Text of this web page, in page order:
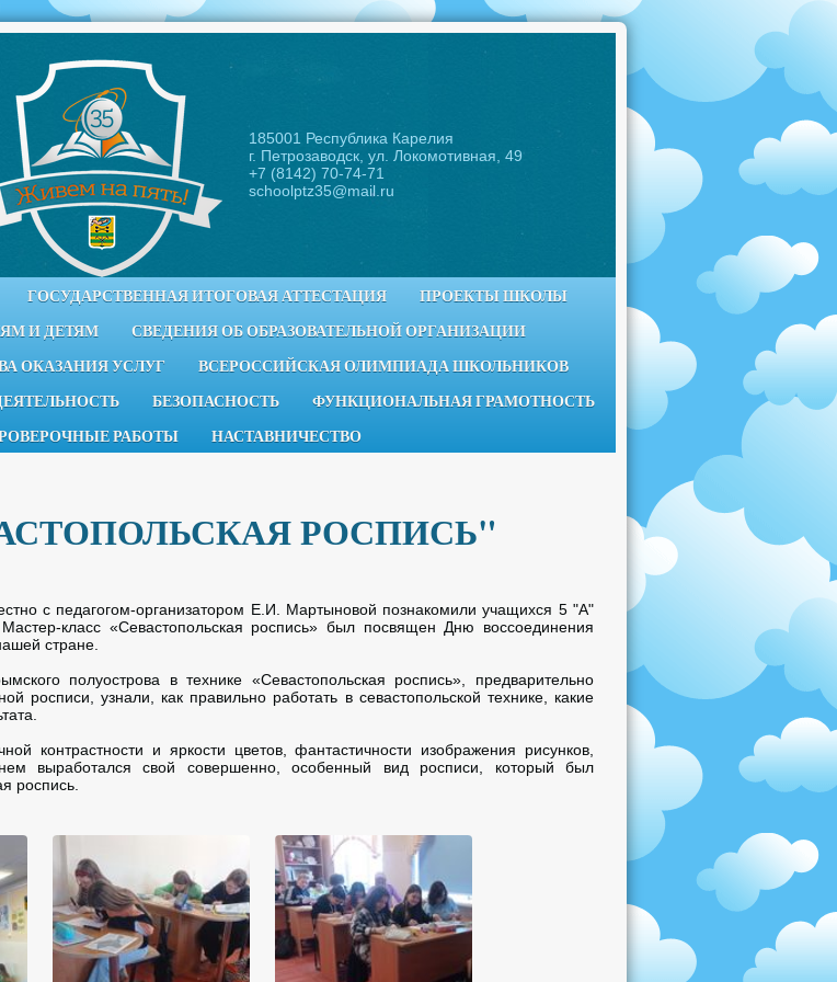
185001 Республика Карелия
г. Петрозаводск, ул. Локомотивная, 49
+7 (8142) 70-74-71
schoolptz35@mail.ru
ГОСУДАРСТВЕННАЯ ИТОГОВАЯ АТТЕСТАЦИЯ
ПРОЕКТЫ ШКОЛЫ
И ДЕТЯМ
СВЕДЕНИЯ ОБ ОБРАЗОВАТЕЛЬНОЙ ОРГАНИЗАЦИИ
ОКАЗАНИЯ УСЛУГ
ВСЕРОССИЙСКАЯ ОЛИМПИАДА ШКОЛЬНИКОВ
БЕЗОПАСНОСТЬ
ФУНКЦИОНАЛЬНАЯ ГРАМОТНОСТЬ
РАБОТЫ
НАСТАВНИЧЕСТВО
РОСПИСЬ"
с педагогом-организатором Е.И. Мартыновой познакомили учащихся 5 "А"
класс «Севастопольская роспись» был посвящен Дню воссоединения
стране.
полуострова в технике «Севастопольская роспись», предварительно
росписи, узнали, как правильно работать в севастопольской технике, какие
контрастности и яркости цветов, фантастичности изображения рисунков,
выработался свой совершенно, особенный вид росписи, который был
роспись.